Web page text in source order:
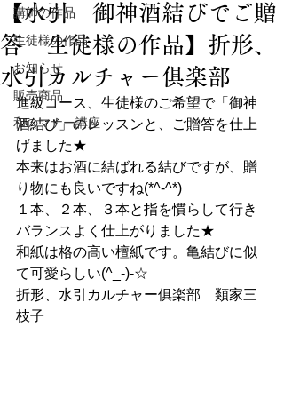
講師の作品
生徒様の作品
お知らせ
販売商品
和のマナー講座
【水引 御神酒結びでご贈
答 生徒様の作品】折形、
水引カルチャー俱楽部
進級コース、生徒様のご希望で「御神
酒結び」のレッスンと、ご贈答を仕上
げました★
本来はお酒に結ばれる結びですが、贈
り物にも良いですね(*^-^*)
１本、２本、３本と指を慣らして行き
バランスよく仕上がりました★
和紙は格の高い檀紙です。亀結びに似
て可愛らしい(^_-)-☆
折形、水引カルチャー俱楽部　類家三
枝子